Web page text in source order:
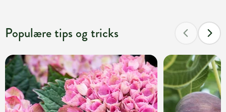
Populære tips og tricks